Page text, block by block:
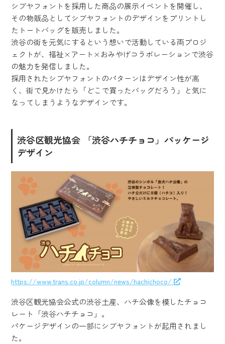
シブヤフォントを採用した商品の展示イベントを開催し、
その物販品としてシブヤフォントのデザインをプリントし
たトートバッグを販売しました。
渋谷の街を元気にするという想いで活動している両プロジ
ェクトが、福祉×アート×おみやげコラボレーションで渋谷
の魅力を発信しました。
採用されたシブヤフォントのパターンはデザイン性が高
く、街で見かけたら「どこで買ったバッグだろう」と気に
なってしまうようなデザインです。
渋谷区観光協会 「渋谷ハチチョコ」パッケージ
デザイン
https://www.trans.co.jp/column/news/hachichoco/
渋谷区観光協会公式の渋谷土産、ハチ公像を模したチョコ
レート「渋谷ハチチョコ」。
パケージデザインの一部にシブヤフォントが起用されまし
た。